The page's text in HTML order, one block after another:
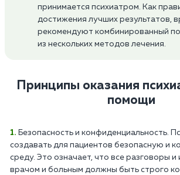
принимается психиатром. Как
достижения лучших результатов,
рекомендуют комбинированный
из нескольких методов лечения.
Принципы оказания
помощи
Безопасность и конфиденциальность.
создавать для пациентов безопасную и
среду. Это означает, что все разговоры
врачом и больным должны быть строго